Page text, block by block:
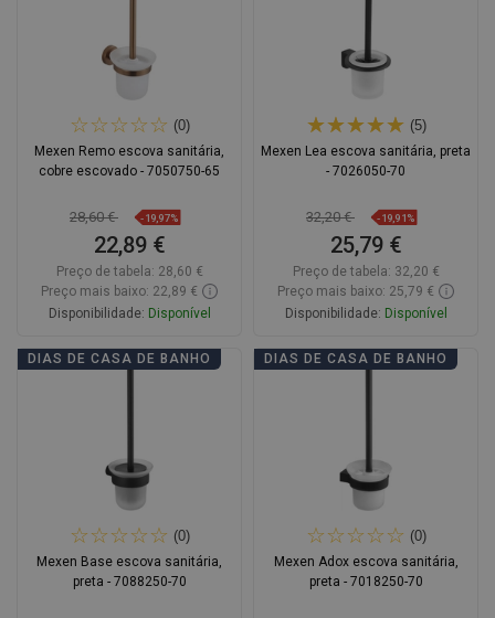
(0)
Mexen Remo escova sanitária,
cobre escovado - 7050750-65
28,60 € -19,97%
22,89 €
Preço de tabela: 28,60 €
Preço mais baixo: 22,89 €
Disponibilidade: Disponível
Adicionar
(5)
Mexen Lea escova sanitária, preta
- 7026050-70
32,20 € -19,91%
25,79 €
Preço de tabela: 32,20 €
Preço mais baixo: 25,79 €
Disponibilidade: Disponível
Adicionar
DIAS DE CASA DE BANHO
(0)
Mexen Base escova sanitária,
preta - 7088250-70
DIAS DE CASA DE BANHO
(0)
Mexen Adox escova sanitária,
preta - 7018250-70